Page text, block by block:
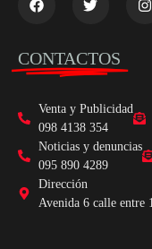
CONTACTOS
Venta y Publicidad
098 4138 354
Noticias y denuncias
095 890 4289
Dirección
Avenida 6 calle entre